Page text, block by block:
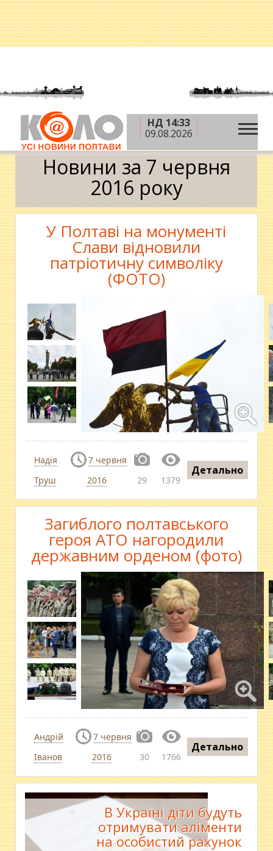
НД 14:33
09.08.2026
Головна » 2016 рік » червень »7 червня
Календар
Новини за 7 червня
2016 року
У Полтаві на монументі
Слави відновили
патріотичну символіку
(ФОТО)
Надія
Труш
7 червня
2016
29 1379
Детально
Загиблого полтавського
героя АТО нагородили
державним орденом (фото)
Андрій
Іванов
7 червня
2016
30 1766
Детально
В Україні діти будуть
отримувати аліменти
на особистий рахунок